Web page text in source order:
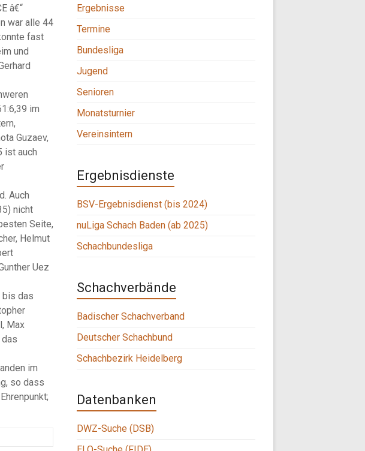
â€“
war alle 44
fast
und
im
Guzaev,
ist auch
Auch
nicht
Seite,
Helmut
Uez
das
Max
im
so dass
Ergebnisse
Termine
Bundesliga
Jugend
Senioren
Monatsturnier
Vereinsintern
Ergebnisdienste
BSV-Ergebnisdienst (bis 2024)
nuLiga Schach Baden (ab 2025)
Schachbundesliga
Schachverbände
Badischer Schachverband
Deutscher Schachbund
Schachbezirk Heidelberg
Datenbanken
DWZ-Suche (DSB)